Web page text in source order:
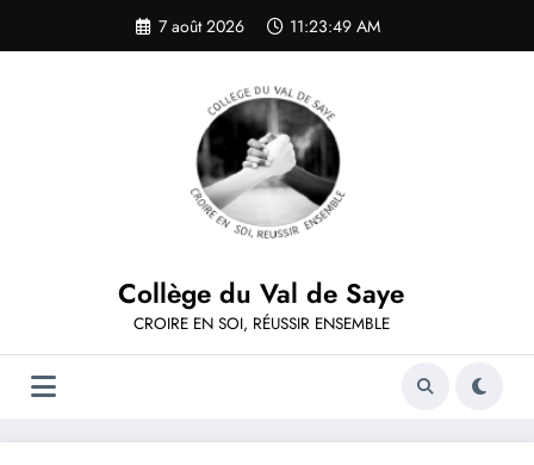
contenu
7 août 2026 11:23:49 AM
Collège du Val de Saye
CROIRE EN SOI, RÉUSSIR ENSEMBLE